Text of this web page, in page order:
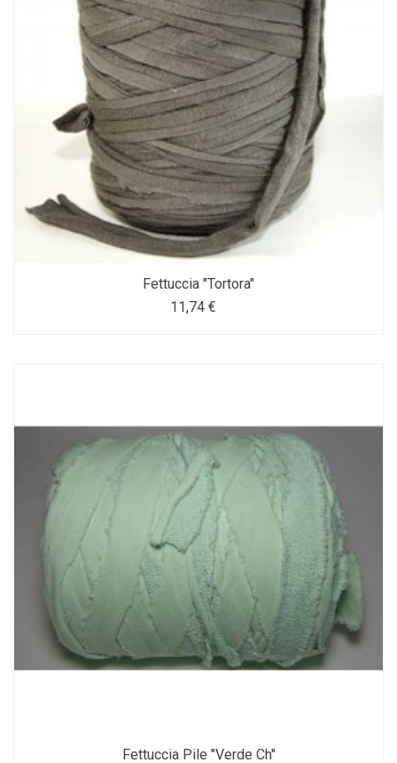
Fettuccia "Tortora"
11,74 €
Fettuccia Pile "Verde Ch"